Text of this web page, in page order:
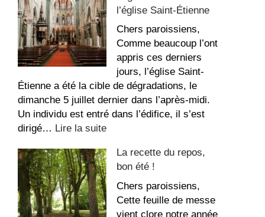
au
Sacré-
Coeur
l’église Saint-Étienne
Chers paroissiens,
Comme beaucoup l’ont
appris ces derniers
jours, l’église Saint-
Étienne a été la cible de dégradations, le
dimanche 5 juillet dernier dans l’après-midi.
Un individu est entré dans l’édifice, il s’est
dirigé… Lire la suite:
suite
aux
dégradations
dans
l’église
La recette du repos,
bon été !
Chers paroissiens,
Cette feuille de messe
vient clore notre année